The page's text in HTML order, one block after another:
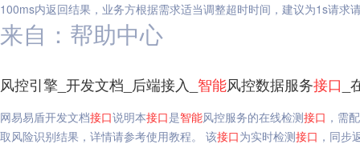
100ms内返回结果，业务方根据需求适当调整超时时间，建议为1s请求
来自：帮助中心
风控引擎_开发文档_后端接入_ 智能风控数据服务接口
网易易盾开发文档接口说明本接口是智能风控服务的在线检测接口 ，需
取风险识别结果，详情请参考使用教程。 该接口为实时检测接口 ，同步